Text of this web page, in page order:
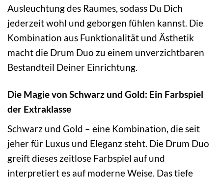
Ausleuchtung des Raumes, sodass Du Dich
jederzeit wohl und geborgen fühlen kannst. Die
Kombination aus Funktionalität und Ästhetik
macht die Drum Duo zu einem unverzichtbaren
Bestandteil Deiner Einrichtung.
Die Magie von Schwarz und Gold: Ein Farbspiel
der Extraklasse
Schwarz und Gold – eine Kombination, die seit
jeher für Luxus und Eleganz steht. Die Drum Duo
greift dieses zeitlose Farbspiel auf und
interpretiert es auf moderne Weise. Das tiefe